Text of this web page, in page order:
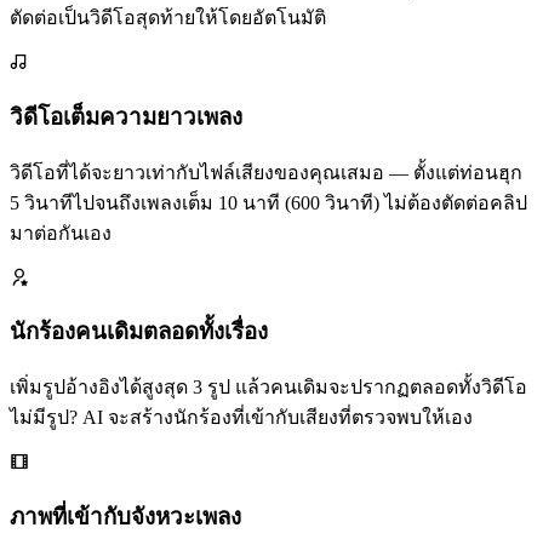
ตัดต่อเป็นวิดีโอสุดท้ายให้โดยอัตโนมัติ
วิดีโอเต็มความยาวเพลง
วิดีโอที่ได้จะยาวเท่ากับไฟล์เสียงของคุณเสมอ — ตั้งแต่ท่อนฮุก
5 วินาทีไปจนถึงเพลงเต็ม 10 นาที (600 วินาที) ไม่ต้องตัดต่อคลิป
มาต่อกันเอง
นักร้องคนเดิมตลอดทั้งเรื่อง
เพิ่มรูปอ้างอิงได้สูงสุด 3 รูป แล้วคนเดิมจะปรากฏตลอดทั้งวิดีโอ
ไม่มีรูป? AI จะสร้างนักร้องที่เข้ากับเสียงที่ตรวจพบให้เอง
ภาพที่เข้ากับจังหวะเพลง